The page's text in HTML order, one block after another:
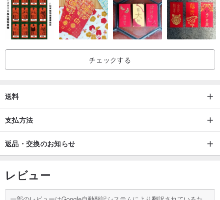
チェックする
送料
支払方法
返品・交換のお知らせ
レビュー